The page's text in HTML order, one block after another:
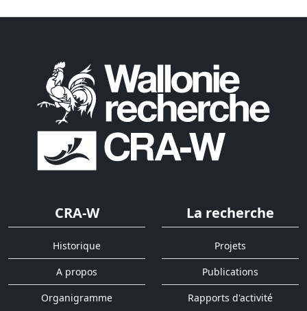
CRA-W
Historique
A propos
Organigramme
La recherche
Projets
Publications
Rapports d'activité